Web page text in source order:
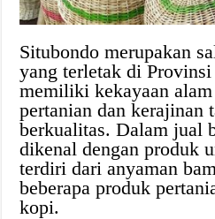
Situbondo merupakan
yang terletak di
memiliki kekayaan
pertanian dan kerajinan
berkualitas. Dalam jual
dikenal dengan produk
terdiri dari anyaman
beberapa produk
kopi.